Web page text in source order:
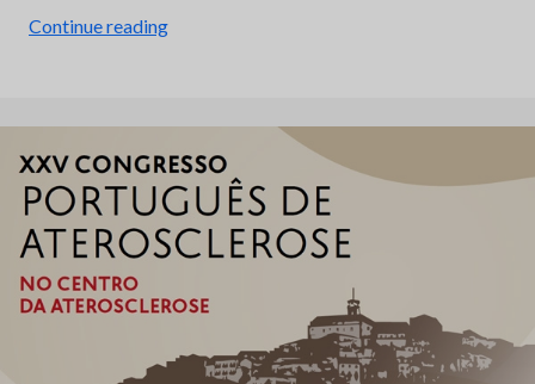
Continue reading“Prof.
entrevistado
pela
News
Farma”